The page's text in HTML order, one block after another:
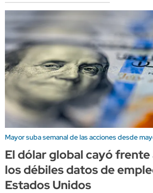
Mayor suba semanal de las acciones desde
El dólar global cayó frente
los débiles datos de
Estados Unidos